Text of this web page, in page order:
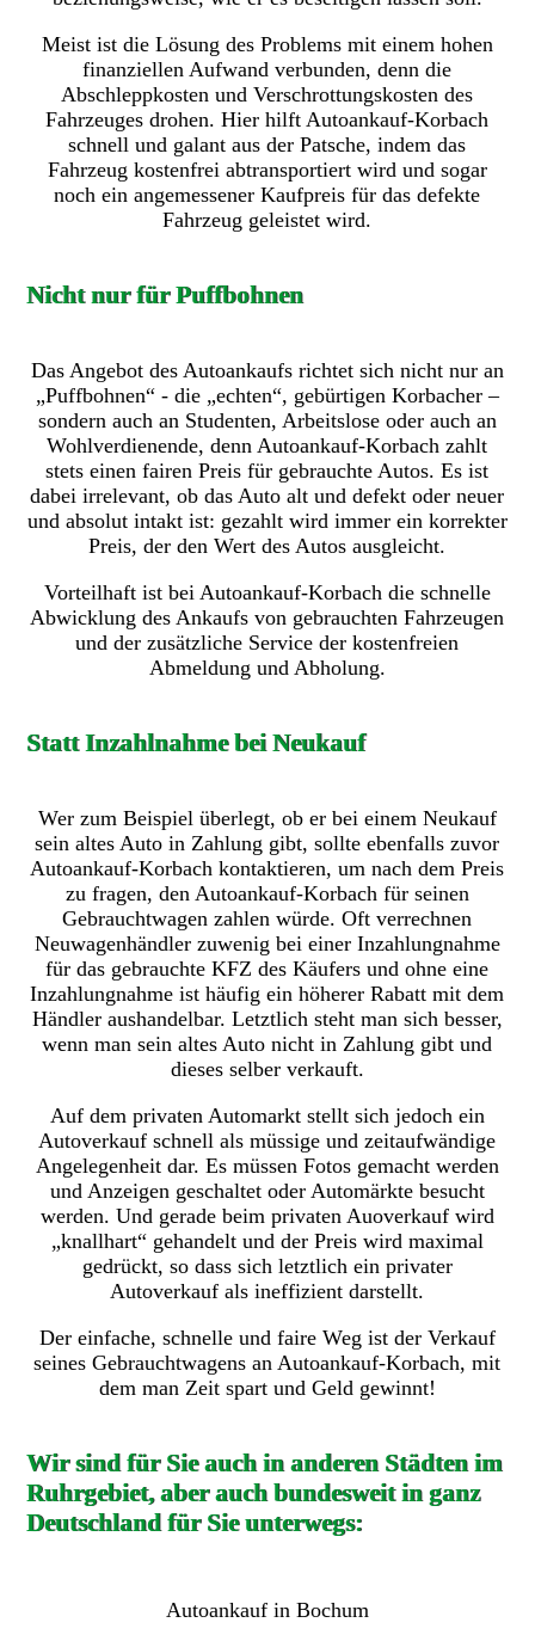
Meist ist die Lösung des Problems mit einem hohen
finanziellen Aufwand verbunden, denn die
Abschleppkosten und Verschrottungskosten des
Fahrzeuges drohen. Hier hilft Autoankauf-Korbach
schnell und galant aus der Patsche, indem das
Fahrzeug kostenfrei abtransportiert wird und sogar
noch ein angemessener Kaufpreis für das defekte
Fahrzeug geleistet wird.
Nicht nur für Puffbohnen
Das Angebot des Autoankaufs richtet sich nicht nur an
„Puffbohnen“ - die „echten“, gebürtigen Korbacher –
sondern auch an Studenten, Arbeitslose oder auch an
Wohlverdienende, denn Autoankauf-Korbach zahlt
stets einen fairen Preis für gebrauchte Autos. Es ist
dabei irrelevant, ob das Auto alt und defekt oder neuer
und absolut intakt ist: gezahlt wird immer ein korrekter
Preis, der den Wert des Autos ausgleicht.
Vorteilhaft ist bei Autoankauf-Korbach die schnelle
Abwicklung des Ankaufs von gebrauchten Fahrzeugen
und der zusätzliche Service der kostenfreien
Abmeldung und Abholung.
Statt Inzahlnahme bei Neukauf
Wer zum Beispiel überlegt, ob er bei einem Neukauf
sein altes Auto in Zahlung gibt, sollte ebenfalls zuvor
Autoankauf-Korbach kontaktieren, um nach dem Preis
zu fragen, den Autoankauf-Korbach für seinen
Gebrauchtwagen zahlen würde. Oft verrechnen
Neuwagenhändler zuwenig bei einer Inzahlungnahme
für das gebrauchte KFZ des Käufers und ohne eine
Inzahlungnahme ist häufig ein höherer Rabatt mit dem
Händler aushandelbar. Letztlich steht man sich besser,
wenn man sein altes Auto nicht in Zahlung gibt und
dieses selber verkauft.
Auf dem privaten Automarkt stellt sich jedoch ein
Autoverkauf schnell als müssige und zeitaufwändige
Angelegenheit dar. Es müssen Fotos gemacht werden
und Anzeigen geschaltet oder Automärkte besucht
werden. Und gerade beim privaten Auoverkauf wird
„knallhart“ gehandelt und der Preis wird maximal
gedrückt, so dass sich letztlich ein privater
Autoverkauf als ineffizient darstellt.
Der einfache, schnelle und faire Weg ist der Verkauf
seines Gebrauchtwagens an Autoankauf-Korbach, mit
dem man Zeit spart und Geld gewinnt!
Wir sind für Sie auch in anderen Städten im
Ruhrgebiet, aber auch bundesweit in ganz
Deutschland für Sie unterwegs:
Autoankauf in Bochum